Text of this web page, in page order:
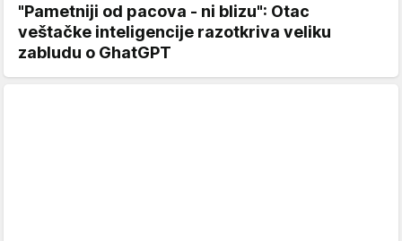
"Pametniji od pacova - ni blizu": Otac
veštačke inteligencije razotkriva veliku
zabludu o GhatGPT